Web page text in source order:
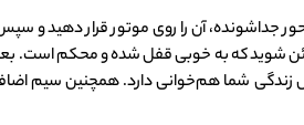
آن را روی موتور قرار دهید و
شوید که به خوبی قفل شده و محکم است.
زندگی شما هم‌خوانی دارد. همچنین سیم